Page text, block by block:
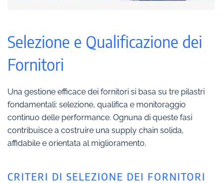
Selezione e Qualificazione dei
Fornitori
Una gestione efficace dei fornitori si basa su tre pilastri
fondamentali: selezione, qualifica e monitoraggio
continuo delle performance. Ognuna di queste fasi
contribuisce a costruire una supply chain solida,
affidabile e orientata al miglioramento.
CRITERI DI SELEZIONE DEI FORNITORI